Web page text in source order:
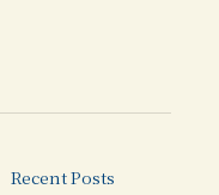
Recent Posts